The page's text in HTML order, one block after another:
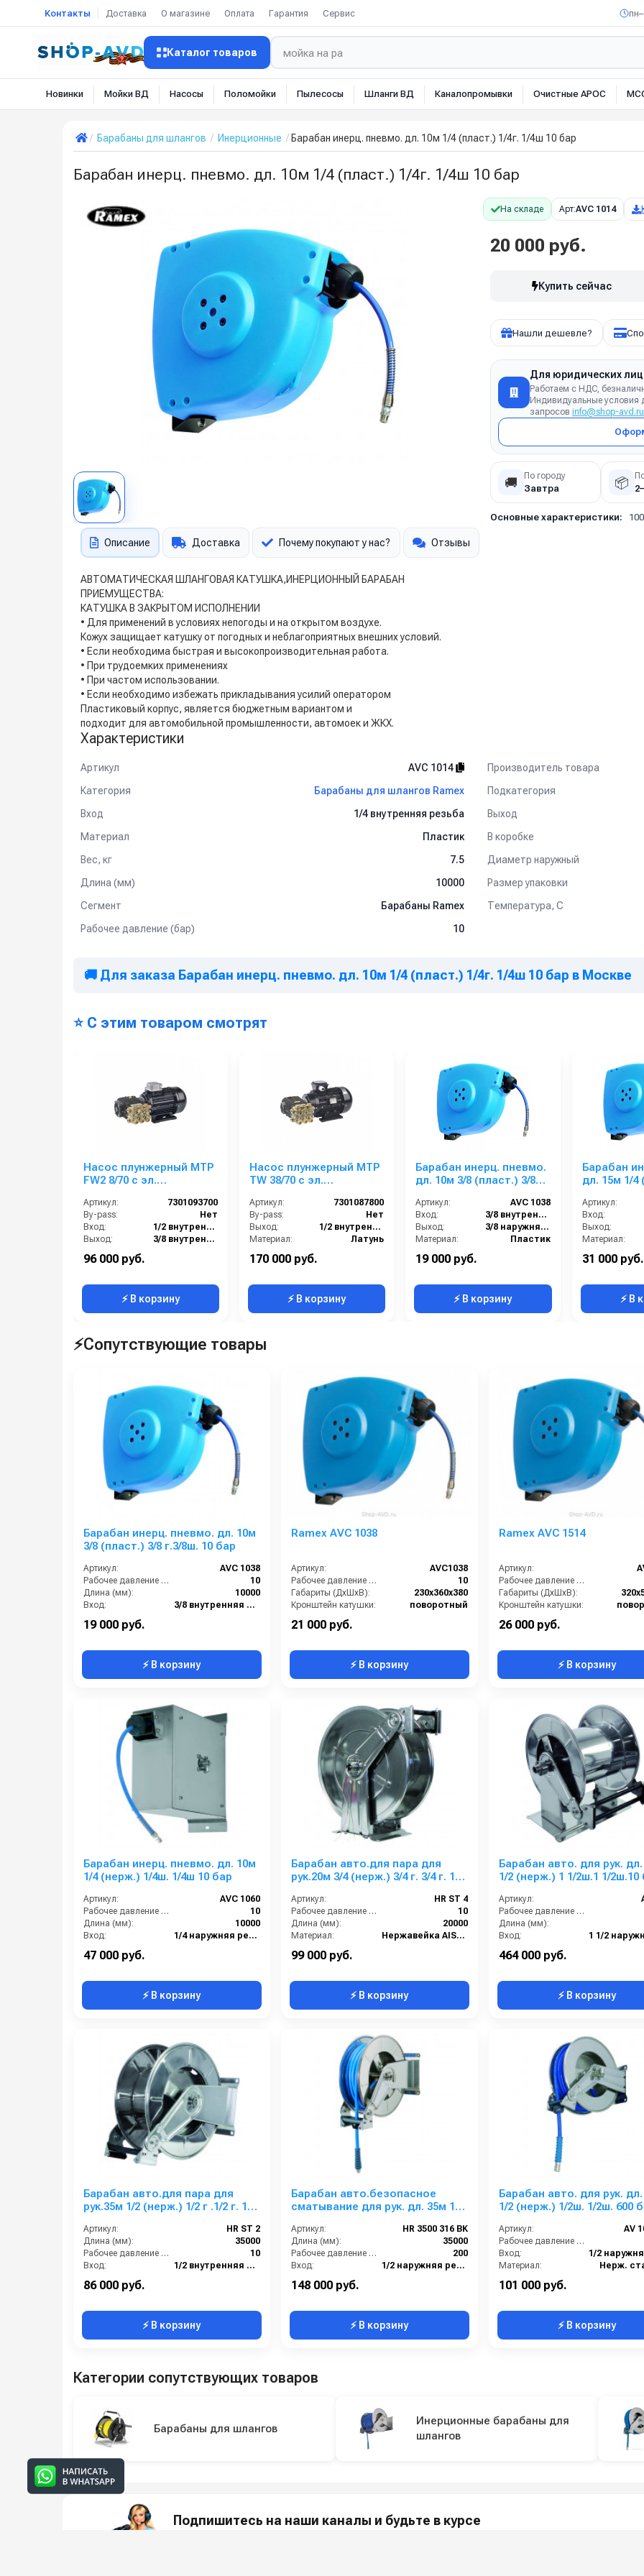
Контакты Доставка О магазине Оплата Гарантия Сервис
Каталог товаров
Новинки Мойки ВД Насосы Поломойки Пылесосы Шланги ВД Каналопромывки Очистные АРОС
Барабаны для шлангов Инерционные Барабан инерц. пневмо. дл. 10м 1/4 (пласт.) 1/4г. 1/4ш 10 бар
Барабан инерц. пневмо. дл. 10м 1/4 (пласт.) 1/4г. 1/4ш 10 бар
На складе Арт:AVC 1014
20 000 руб.
Купить сейчас
Нашли дешевле?
Для юридических лиц
Работаем с НДС,
Индивидуальные условия
запросов info@shop-avd.ru
🚚 По городу
Завтра 📦
Основные характеристики:
Описание Доставка Почему покупают у нас? Отзывы
АВТОМАТИЧЕСКАЯ ШЛАНГОВАЯ КАТУШКА,ИНЕРЦИОННЫЙ БАРАБАН
ПРИЕМУЩЕСТВА:
КАТУШКА В ЗАКРЫТОМ ИСПОЛНЕНИИ
• Для применений в условиях непогоды и на открытом воздухе.
Кожух защищает катушку от погодных и неблагоприятных внешних условий.
• Если необходима быстрая и высокопроизводительная работа.
• При трудоемких применениях
• При частом использовании.
• Если необходимо избежать прикладывания усилий оператором
Пластиковый корпус, является бюджетным вариантом и
подходит для автомобильной промышленности, автомоек и ЖКХ.
Характеристики
Артикул AVC 1014 Производитель товара
Категория
Барабаны для шлангов Ramex Подкатегория
Вход
1/4 внутренняя резьба Выход
Материал
Пластик В коробке
Вес, кг
7.5 Диаметр наружный
Длина (мм)
10000 Размер упаковки
Сегмент
Барабаны Ramex Температура, C
Рабочее давление (бар)
10
🚚 Для заказа Барабан инерц. пневмо. дл. 10м 1/4 (пласт.) 1/4г. 1/4ш 10 бар в Москве
⭐ С этим товаром смотрят
Насос плунжерный MTP
FW2 8/70 с эл.
220/380 В
Артикул:
7301093700
By-pass:
Нет
Вход:
1/2 внутренняя резьба
Выход:
3/8 внутренняя резьба
Производительность (л/мин):
96 000 руб.
⚡ В корзину
Насос плунжерный MTP
TW 38/70 с эл.
220/380 В
Артикул:
7301087800
By-pass:
Нет
Выход:
1/2 внутренняя резьба
Материал:
Латунь
Производительность (л/мин):
В коробке:
170 000 руб.
⚡ В корзину
Барабан инерц. пневмо.
дл. 10м 3/8 (пласт.) 3/8
Артикул:
AVC 1038
Вход:
3/8 внутренняя резьба
Выход:
3/8 наружняя резьба
Материал:
Пластик
Вес, кг:
19 000 руб.
⚡ В корзину
Барабан
дл. 15м 1/4
Артикул:
Вход:
Выход:
Материал:
Вес, кг:
31 000 руб.
⚡ В
⚡Сопутствующие товары
Барабан инерц. пневмо. дл. 10м
3/8 (пласт.) 3/8 г.3/8ш. 10 бар
Артикул:
AVC 1038
Рабочее давление (бар):
10
Длина (мм):
10000
Вход:
3/8 внутренняя резьба
19 000 руб.
⚡ В корзину
Ramex AVC 1038
Артикул:
AVC1038
Рабочее давление (бар):
10
Габариты (ДхШхВ):
230x360x380
Кронштейн катушки:
поворотный
Наличие шланга:
21 000 руб.
⚡ В корзину
Ramex AVС 1514
Артикул:
Рабочее давление (бар):
Габариты (ДхШхВ):
Кронштейн катушки:
Наличие шланга:
26 000 руб.
⚡ В корзину
Барабан инерц. пневмо. дл. 10м
1/4 (нерж.) 1/4ш. 1/4ш 10 бар
Артикул:
AVC 1060
Рабочее давление (бар):
10
Длина (мм):
10000
Вход:
1/4 наружняя резьба
47 000 руб.
⚡ В корзину
Барабан авто.для пара для
рук.20м 3/4 (нерж.) 3/4 г. 3/4 г. 10
Артикул:
HR ST 4
Рабочее давление (бар):
10
Длина (мм):
20000
Материал:
Нержавейка AISI 304
99 000 руб.
⚡ В корзину
Барабан авто. для рук. дл.
1/2 (нерж.) 1 1/2ш.1 1/2ш.10
Артикул:
Рабочее давление (бар):
Длина (мм):
Вход:
464 000 руб.
⚡ В корзину
Барабан авто.для пара для
рук.35м 1/2 (нерж.) 1/2 г .1/2 г. 10
Артикул:
HR ST 2
Длина (мм):
35000
Рабочее давление (бар):
10
Вход:
1/2 внутренняя резьба
86 000 руб.
⚡ В корзину
Барабан авто.безопасное
сматывание для рук. дл. 35м 1/2
бар
Артикул:
HR 3500 316 BK
Длина (мм):
35000
Рабочее давление (бар):
200
Вход:
1/2 наружняя резьба
148 000 руб.
⚡ В корзину
Барабан авто. для рук.
1/2 (нерж.) 1/2ш. 1/2ш. 600
Артикул:
AV
Рабочее давление (бар):
Вход:
Материал:
Нерж.
101 000 руб.
⚡ В корзину
Категории сопутствующих товаров
Барабаны для шлангов
Инерционные барабаны для
шлангов
Подпишитесь на наши каналы и будьте в курсе